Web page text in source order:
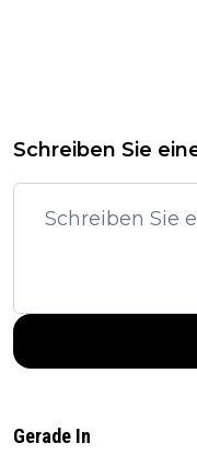
Schreiben Sie
Gerade In